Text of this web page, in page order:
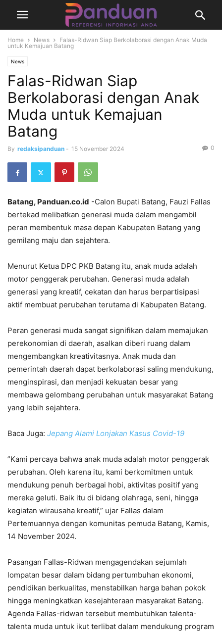
Home News
Falas-Ridwan Siap Berkolaborasi dengan Anak Muda
untuk Kemajuan Batang
News
Falas-Ridwan Siap
Berkolaborasi dengan Anak
Muda untuk Kemajuan
Batang
By redaksipanduan - 15 November 2024 0
Batang, Panduan.co.id -Calon Bupati Batang, Fauzi Fallas
bertekad melibatkan generasi muda dalam mengambil
peran membentuk masa depan Kabupaten Batang yang
gemilang maju dan sejahtera.
Menurut Ketua DPC PKB Batang itu, anak muda adalah
motor penggerak perubahan. Generasi muda adalah
generasi yang kreatif, cekatan dan harus berpartisipasi
aktif membuat perubahan terutama di Kabupaten Batang.
Peran generasi muda sangat signifikan dalam memajukan
perekonomian di daerah, asalkan diberi ruang dalam
mengembangkan kreativitasnya. Anak muda dan
pemerintah daerah dapat berkolaborasi saling mendukung,
menginspirasi, dan menjadi kekuatan besar yang
membawa gelombang perubahan untuk masyarakat Batang
yang lebih sejahtera.
Baca Juga: Jepang Alami Lonjakan Kasus Covid-19
”Kami percaya bahwa anak muda adalah motor penggerak
perubahan. Oleh karena itu, kami berkomitmen untuk
mendukung penuh berbagai hobi, aktivitas positif yang
mereka geluti. Baik itu di bidang olahraga, seni, hingga
kegiatan wirausaha kreatif,” ujar Fallas dalam
Pertemuannya dengan komunitas pemuda Batang, Kamis,
14 November 2024.
Pasangan Fallas-Ridwan mengagendakan sejumlah
lompatan besar dalam bidang pertumbuhan ekonomi,
pendidikan berkualitas, menstabilkan harga bahan pokok
hingga meningkatkan kesejahteraan masyarakat Batang.
Agenda Fallas-ridwan tersebut membutuhkan talenta-
talenta muda untuk ikut terlibat dalam mendukung program